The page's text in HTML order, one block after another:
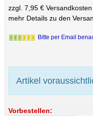
zzgl. 7,95 €
mehr Details zu den
Bitte per Email
Artikel
Vorbestellen: